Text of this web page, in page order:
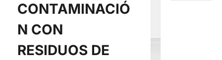
CONTAMINACIÓ
N CON
RESIDUOS DE